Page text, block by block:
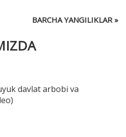
BARCHA YANGILIKLAR »
davlat arbobi va